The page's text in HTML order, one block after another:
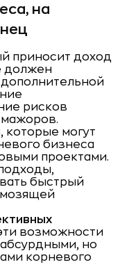
на
приносит доход
должен
рисков
, которые могут
бизнеса
проектами.
быстрый
возможности
абсурдными, но
корневого